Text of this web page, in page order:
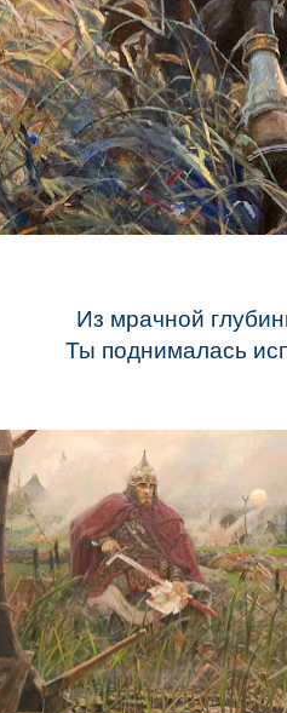
Из мрачной
Ты поднималась